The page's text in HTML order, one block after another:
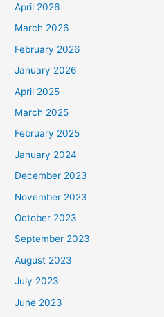
April 2026
March 2026
February 2026
January 2026
April 2025
March 2025
February 2025
January 2024
December 2023
November 2023
October 2023
September 2023
August 2023
July 2023
June 2023